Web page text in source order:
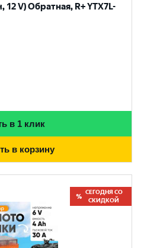
12 V) Обратная, R+ YTX7L-
в 1 клик
в корзину
СЕГОДНЯ СО
СКИДКОЙ